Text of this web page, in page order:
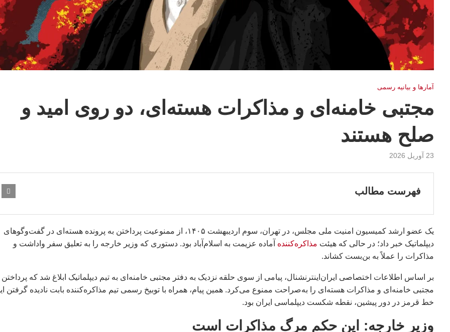
آمارها و بيانيه رسمى
مجتبی خامنه‌ای و مذاکرات هسته‌ای، دو روی امید و
صلح هستند
23 آوریل 2026
فهرست مطالب
یک عضو ارشد کمیسیون امنیت ملی مجلس، در تهران، سوم اردیبهشت ۱۴۰۵، از ممنوعیت پرداختن به پرونده هسته‌ای در گفت‌وگوهای
دیپلماتیک خبر داد؛ در حالی که هیئت مذاکره‌کننده آماده عزیمت به اسلام‌آباد بود. دستوری که وزیر خارجه را به تعلیق سفر واداشت و
مذاکرات را عملاً به بن‌بست کشاند.
بر اساس اطلاعات اختصاصی ایران‌اینترنشنال، پیامی از سوی حلقه نزدیک به دفتر مجتبی خامنه‌ای به تیم دیپلماتیک ابلاغ شد که پرداختن
مجتبی خامنه‌ای و مذاکرات هسته‌ای را به‌صراحت ممنوع می‌کرد. همین پیام، همراه با توبیخ رسمی تیم مذاکره‌کننده بابت نادیده گرفتن
خط قرمز در دور پیشین، نقطه شکست دیپلماسی ایران بود.
وزیر خارجه: این حکم مرگ مذاکرات است